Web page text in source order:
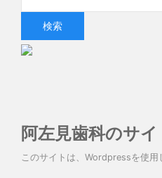
阿左見歯科のサ
このサイトは、Wordpressを使用